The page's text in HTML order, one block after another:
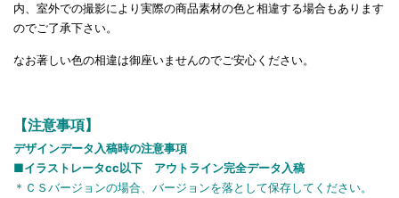
内、室外での撮影により実際の商品素材の色と相違する場合もあります
のでご了承下さい。
なお著しい色の相違は御座いませんのでご安心ください。
【注意事項】
デザインデータ入稿時の注意事項
■イラストレータcc以下 アウトライン完全データ入稿
＊ＣＳバージョンの場合、バージョンを落として保存してください。